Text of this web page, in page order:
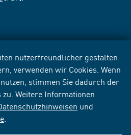
nutzerfreundlicher gestalten
verwenden wir Cookies. Wenn
stimmen Sie dadurch der
Weitere Informationen
und